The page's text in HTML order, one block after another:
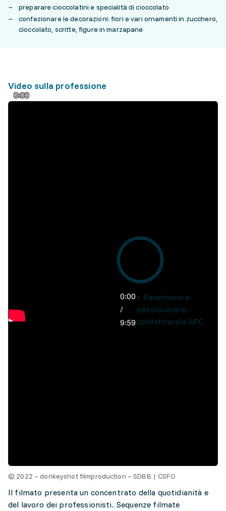
preparare cioccolatini e specialità di cioccolato
confezionare le decorazioni: fiori e vari ornamenti in zucchero,
cioccolato, scritte, figure in marzapane
Video sulla professione
0:00
0:00
/
9:59
Panettiere/a-
pasticciere/a-
confettiere/a AFC
© 2022 – donkeyshot filmproduction – SDBB | CSFO
Il filmato presenta un concentrato della quotidianità e
del lavoro dei professionisti. Sequenze filmate